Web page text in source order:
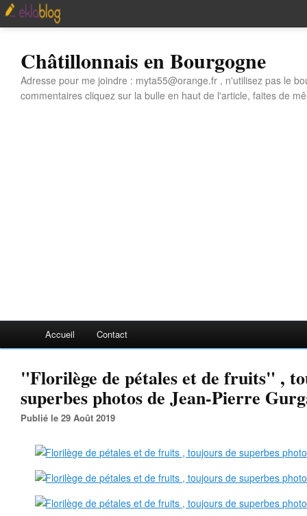
Châtillonnais en Bourgogne
Adresse pour me joindre : myta55@orange.fr , n'utilisez pas le
commentaires cliquez sur la bulle en haut de l'article, faites de
Accueil Contact
"Florilège de pétales et de fruits" ,
superbes photos de Jean-Pierre
Publié le 29 Août 2019